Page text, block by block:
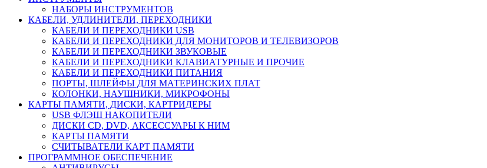
НАБОРЫ ИНСТРУМЕНТОВ
КАБЕЛИ, УДЛИНИТЕЛИ, ПЕРЕХОДНИКИ
КАБЕЛИ И ПЕРЕХОДНИКИ USB
КАБЕЛИ И ПЕРЕХОДНИКИ ДЛЯ МОНИТОРОВ И ТЕЛЕВИЗОРОВ
КАБЕЛИ И ПЕРЕХОДНИКИ ЗВУКОВЫЕ
КАБЕЛИ И ПЕРЕХОДНИКИ КЛАВИАТУРНЫЕ И ПРОЧИЕ
КАБЕЛИ И ПЕРЕХОДНИКИ ПИТАНИЯ
ПОРТЫ, ШЛЕЙФЫ ДЛЯ МАТЕРИНСКИХ ПЛАТ
КОЛОНКИ, НАУШНИКИ, МИКРОФОНЫ
КАРТЫ ПАМЯТИ, ДИСКИ, КАРТРИДЕРЫ
USB ФЛЭШ НАКОПИТЕЛИ
ДИСКИ CD, DVD, АКСЕССУАРЫ К НИМ
КАРТЫ ПАМЯТИ
СЧИТЫВАТЕЛИ КАРТ ПАМЯТИ
ПРОГРАММНОЕ ОБЕСПЕЧЕНИЕ